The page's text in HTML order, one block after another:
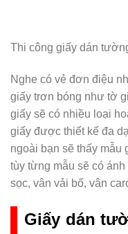
Thi công giấy dán
Nghe có vẻ đơn điệu
giấy trơn bóng như tờ
giấy sẽ có nhiều loại
giấy được thiết kế đa
ngoài bạn sẽ thấy mẫu
tùy từng mẫu sẽ có
sọc, vân vải bố, vân
Giấy dán